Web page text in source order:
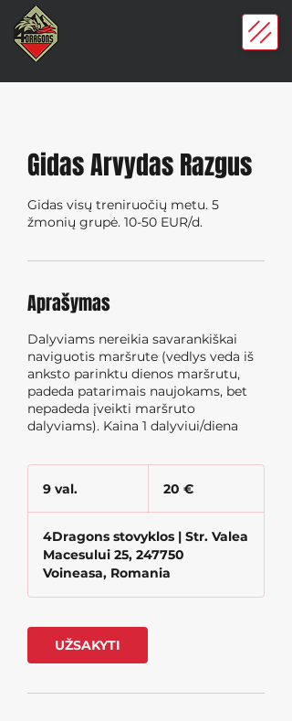
Gidas Arvydas Razgus
Gidas visų treniruočių metu. 5
žmonių grupė. 10-50 EUR/d.
Aprašymas
Dalyviams nereikia savarankiškai
naviguotis maršrute (vedlys veda iš
anksto parinktu dienos maršrutu,
padeda patarimais naujokams, bet
nepadeda įveikti maršruto
dalyviams). Kaina 1 dalyviui/diena
9 val.
l
.
20 €
4Dragons stovyklos | Str. Valea
Macesului 25, 247750
Voineasa, Romania
UŽSAKYTI